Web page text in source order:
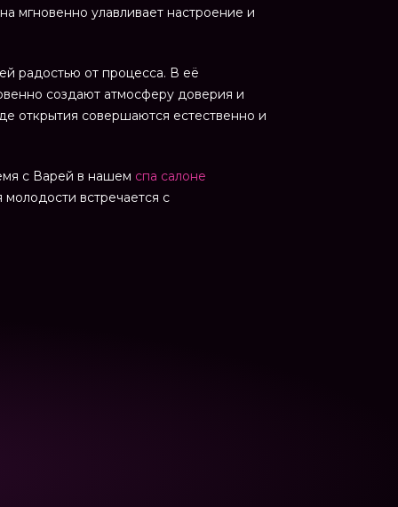
мгновенно улавливает настроение и
радостью от процесса. В её
создают атмосферу доверия и
открытия совершаются естественно и
с Варей в нашем спа салоне
встречается с